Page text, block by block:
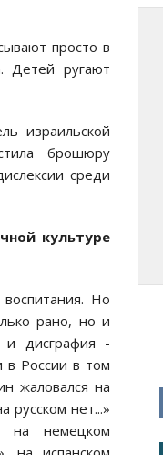
просто в
Детей ругают
израильской
брошюру
среди
культуре
Но
рано, но и
и дисграфия -
в России в том
жаловался на
русском нет...»
на немецком